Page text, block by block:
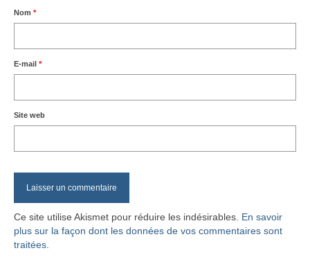
Nom *
E-mail *
Site web
Ce site utilise Akismet pour réduire les indésirables. En savoir
plus sur la façon dont les données de vos commentaires sont
traitées